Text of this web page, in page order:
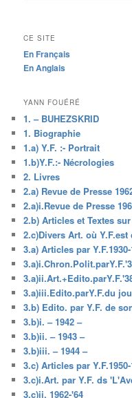
CE SITE
En Français
En Anglais
YANN FOUÉRÉ
1. – BUHEZSKRID
1. Biographie
1.a) Y.F. :- Portrait
1.b)Y.F.:- Nécrologies
2. Livres
2.a) Revue de Presse
2.a)i.Revue de Presse
2.b) Articles et Textes sur
2.c)Divers Art. où Y.F.est
3.a) Articles par
3.a)iii.Edito.parY.F.du
3.b) Edito. par Y.F. de
3.b)i. – 1942 –
3.b)ii. – 1943 –
3.b)iii. – 1944 –
3.c) Articles par Y.F.1950-
3.c)i.Art. par Y.F. ds
3.c)ii. 1962-'64